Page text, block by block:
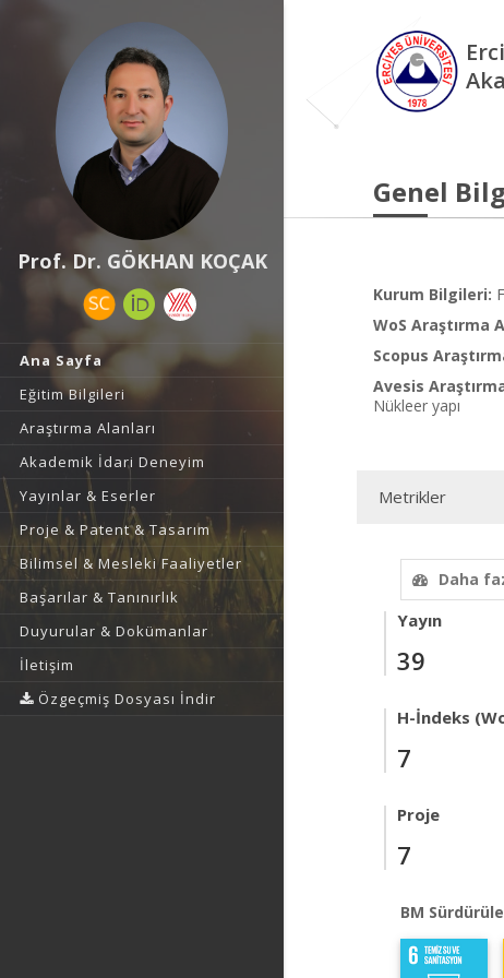
Prof. Dr. GÖKHAN KOÇAK
Ana Sayfa
Eğitim Bilgileri
Araştırma Alanları
Akademik İdari Deneyim
Yayınlar & Eserler
Proje & Patent & Tasarım
Bilimsel & Mesleki Faaliyetler
Başarılar & Tanınırlık
Duyurular & Dokümanlar
İletişim
Özgeçmiş Dosyası İndir
Genel
Kurum Bilgileri:
WoS Araştırma
Scopus
Avesis
Nükleer yapı
Metrikler
Daha
Yayın
39
H-İndeks
7
Proje
7
BM